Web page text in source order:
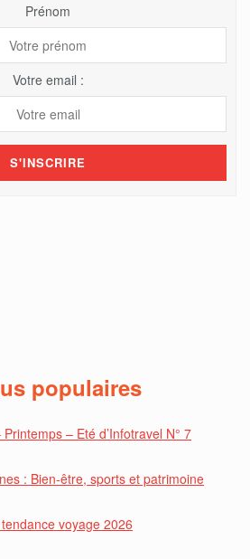
Prénom
Votre email :
populaires
– Eté d’Infotravel N° 7
: Bien-être, sports et patrimoine
voyage 2026